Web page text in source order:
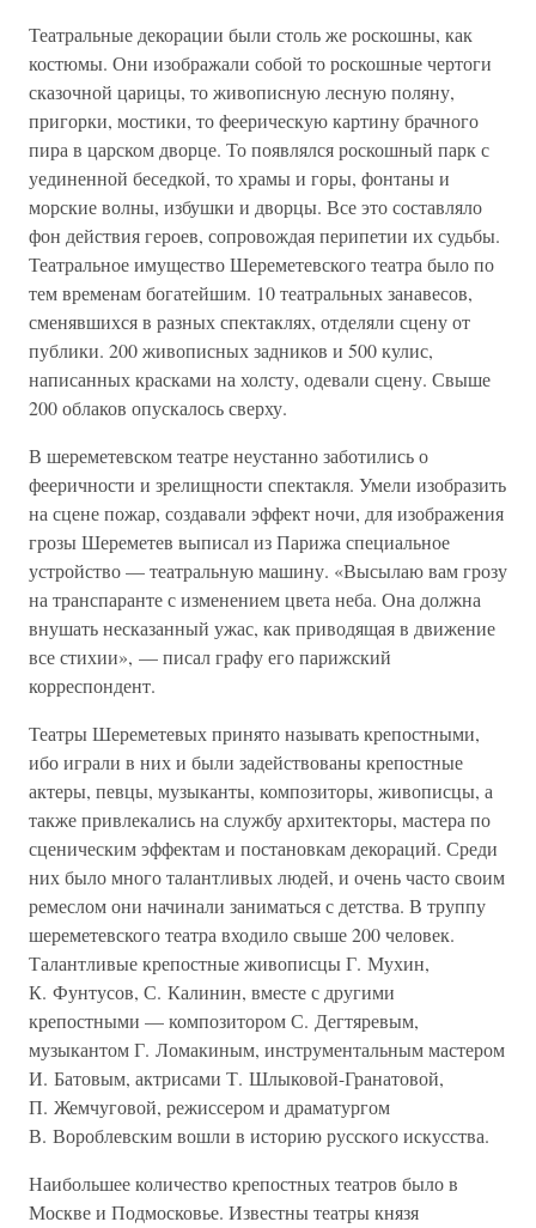
Театральные декорации были столь же роскошны, как
костюмы. Они изображали собой то роскошные чертоги
сказочной царицы, то живописную лесную поляну,
пригорки, мостики, то феерическую картину брачного
пира в царском дворце. То появлялся роскошный парк с
уединенной беседкой, то храмы и горы, фонтаны и
морские волны, избушки и дворцы. Все это составляло
фон действия героев, сопровождая перипетии их судьбы.
Театральное имущество Шереметевского театра было по
тем временам богатейшим. 10 театральных занавесов,
сменявшихся в разных спектаклях, отделяли сцену от
публики. 200 живописных задников и 500 кулис,
написанных красками на холсту, одевали сцену. Свыше
200 облаков опускалось сверху.
В шереметевском театре неустанно заботились о
фееричности и зрелищности спектакля. Умели изобразить
на сцене пожар, создавали эффект ночи, для изображения
грозы Шереметев выписал из Парижа специальное
устройство — театральную машину. «Высылаю вам грозу
на транспаранте с изменением цвета неба. Она должна
внушать несказанный ужас, как приводящая в движение
все стихии», — писал графу его парижский
корреспондент.
Театры Шереметевых принято называть крепостными,
ибо играли в них и были задействованы крепостные
актеры, певцы, музыканты, композиторы, живописцы, а
также привлекались на службу архитекторы, мастера по
сценическим эффектам и постановкам декораций. Среди
них было много талантливых людей, и очень часто своим
ремеслом они начинали заниматься с детства. В труппу
шереметевского театра входило свыше 200 человек.
Талантливые крепостные живописцы Г. Мухин,
К. Фунтусов, С. Калинин, вместе с другими
крепостными — композитором С. Дегтяревым,
музыкантом Г. Ломакиным, инструментальным мастером
И. Батовым, актрисами Т. Шлыковой-Гранатовой,
П. Жемчуговой, режиссером и драматургом
В. Вороблевским вошли в историю русского искусства.
Наибольшее количество крепостных театров было в
Москве и Подмосковье. Известны театры князя